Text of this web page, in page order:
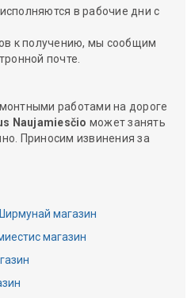
в рабочие дни с
к получению, мы сообщим
почте.
работами на дороге
Naujamiesčio может занять
Приносим извинения за
магазин
магазин